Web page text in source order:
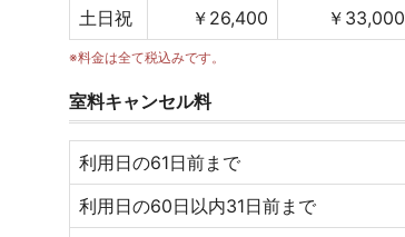
土日祝
￥26,400 ￥33,000
※料金は全て税込みです。
室料キャンセル料
利用日の61日前まで
利用日の60日以内31日前まで